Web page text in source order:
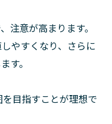
注意が高まります。
やすくなり、さらに
す。
目指すことが理想で